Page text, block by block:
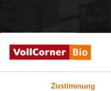
Zustimmung